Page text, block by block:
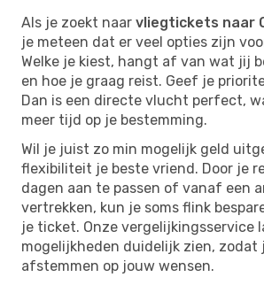
Als je zoekt naar vliegtickets naar
je meteen dat er veel opties zijn
Welke je kiest, hangt af van wat jij
en hoe je graag reist. Geef je
Dan is een directe vlucht perfect,
meer tijd op je bestemming.
Wil je juist zo min mogelijk geld
flexibiliteit je beste vriend. Door je
dagen aan te passen of vanaf een
vertrekken, kun je soms flink
je ticket. Onze vergelijkingsservice
mogelijkheden duidelijk zien, zodat
afstemmen op jouw wensen.